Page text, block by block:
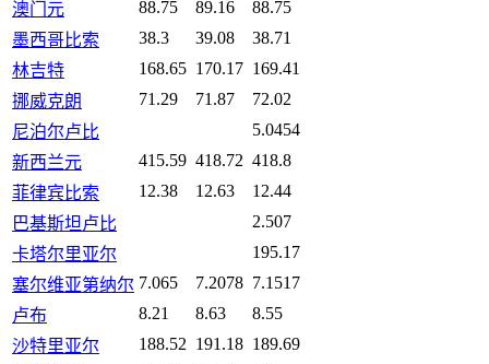
澳门元
88.75 89.16
88.75
墨西哥比索
38.3 39.08
38.71
林吉特
168.65 170.17 169.41
挪威克朗
71.29 71.87
72.02
尼泊尔卢比
5.0454
新西兰元
415.59 418.72 418.8
菲律宾比索
12.38 12.63
12.44
巴基斯坦卢比
2.507
卡塔尔里亚尔
195.17
塞尔维亚第纳尔 7.065 7.2078 7.1517
卢布
8.21 8.63
8.55
沙特里亚尔
188.52 191.18 189.69